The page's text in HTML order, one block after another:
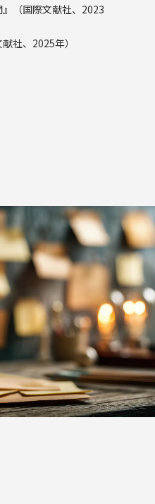
』（国際文献社、2023
社、2025年）